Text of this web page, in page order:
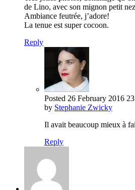
de Lino, avec son mignon petit
Ambiance feutrée, j’adore!
La tenue est super cocoon.
Reply
Posted 26 February 2016
by Stephanie Zwicky
Il avait beaucoup mieux à
Reply